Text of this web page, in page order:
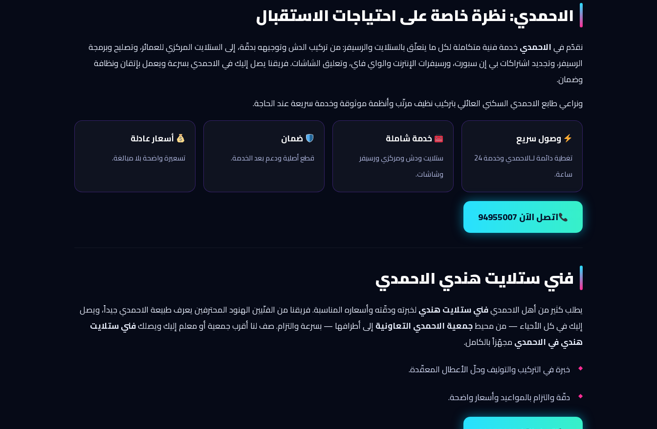
الاحمدي: نظرة خاصة على احتياجات الاستقبال
نقدّم فيالاحمديخدمة فنية متكاملة لكل ما يتعلّق بالستلايت والرسيفر: من تركيب الدش وتوجيهه بدقّة، إلى الستلايت المركزي للعمائر، وتصليح وبرمجة
الرسيفر، وتجديد اشتراكات بي إن سبورت، ورسيفرات الإنترنت والواي فاي، وتعليق الشاشات. فريقنا يصل إليك في الاحمدي بسرعة ويعمل بإتقان ونظافة
وضمان.
ونراعي طابع الاحمدي السكني العائلي بتركيب نظيف مرتّب وأنظمة موثوقة وخدمة سريعة عند الحاجة.
وصول سريع
تغطية دائمة لـالاحمدي وخدمة 24
ساعة.
خدمة شاملة
ستلايت ودش ومركزي ورسيفر
وشاشات.
ضمان
قطع أصلية ودعم بعد الخدمة.
أسعار عادلة
تسعيرة واضحة بلا مبالغة.
اتصل الآن 94955007
فني ستلايت هندي الاحمدي
يطلب كثير من أهل الاحمديفني ستلايت هنديلخبرته ودقّته وأسعاره المناسبة. فريقنا من الفنّيين الهنود المحترفين يعرف طبيعة الاحمدي جيداً، ويصل
إليك في كل الأحياء — من محيطجمعية الاحمدي التعاونيةإلى أطرافها — بسرعة والتزام. صف لنا أقرب جمعية أو معلم إليك ويصلكفني ستلايت
هندي في الاحمديمجهّزاً بالكامل.
خبرة في التركيب والتوليف وحلّ الأعطال المعقّدة.
دقّة والتزام بالمواعيد وأسعار واضحة.